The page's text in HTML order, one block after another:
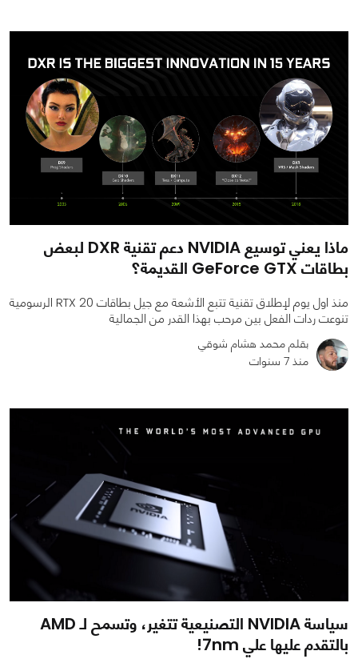
ماذا يعني توسيع NVIDIA دعم تقنية DXR لبعض
بطاقات GeForce GTX القديمة؟
منذ اول يوم لإطلاق تقنية تتبع الأشعة مع جيل بطاقات RTX 20 الرسومية
تنوعت ردات الفعل بين مرحب بهذا القدر من الجمالية
بقلم محمد هشام شوقي
منذ 7 سنوات
سياسة NVIDIA التصنيعية تتغير، وتسمح لـ AMD
بالتقدم عليها علي 7nm!